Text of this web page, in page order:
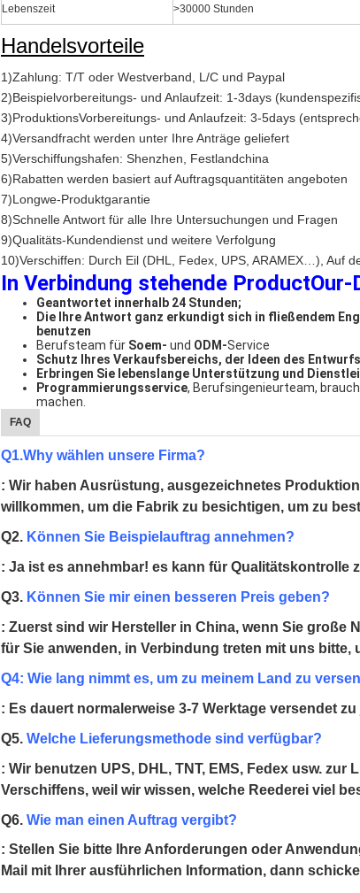
Lebenszeit >30000 Stunden
Handelsvorteile
1)Zahlung: T/T oder Westverband, L/C und Paypal
2)Beispielvorbereitungs- und Anlaufzeit: 1-3days
3)ProduktionsVorbereitungs- und Anlaufzeit: 3-5days
4)Versandfracht werden unter Ihre Anträge geliefert
5)Verschiffungshafen: Shenzhen, Festlandchina
6)Rabatten werden basiert auf Auftragsquantitäten angeboten
7)Longwe-Produktgarantie
8)Schnelle Antwort für alle Ihre Untersuchungen und Fragen
9)Qualitäts-Kundendienst und weitere Verfolgung
10)Verschiffen: Durch Eil (DHL, Fedex, UPS, ARAMEX…), Auf
In Verbindung stehende ProductOur-
Geantwortet innerhalb 24 Stunden;
Die Ihre Antwort ganz erkundigt sich in fließendem
benutzen
Berufsteam für Soem- und ODM-Service
Schutz Ihres Verkaufsbereichs, der Ideen des
Erbringen Sie lebenslange Unterstützung und
Programmierungsservice, Berufsingenieurteam,
machen.
FAQ
Q1.Why wählen unsere Firma?
: Wir haben Ausrüstung, ausgezeichnetes
willkommen, um die Fabrik zu besichtigen, um zu
Q2. Können Sie Beispielauftrag annehmen?
: Ja ist es annehmbar! es kann für Qualitätskontrolle
Q3. Können Sie mir einen besseren Preis geben?
: Zuerst sind wir Hersteller in China, wenn Sie große
für Sie anwenden, in Verbindung treten mit uns bitte,
Q4: Wie lang nimmt es, um zu meinem Land zu
: Es dauert normalerweise 3-7 Werktage versendet
Q5. Welche Lieferungsmethode sind verfügbar?
: Wir benutzen UPS, DHL, TNT, EMS, Fedex usw.
Verschiffens, weil wir wissen, welche Reederei viel
Q6. Wie man einen Auftrag vergibt?
: Stellen Sie bitte Ihre Anforderungen oder
Mail mit Ihrer ausführlichen Information, dann